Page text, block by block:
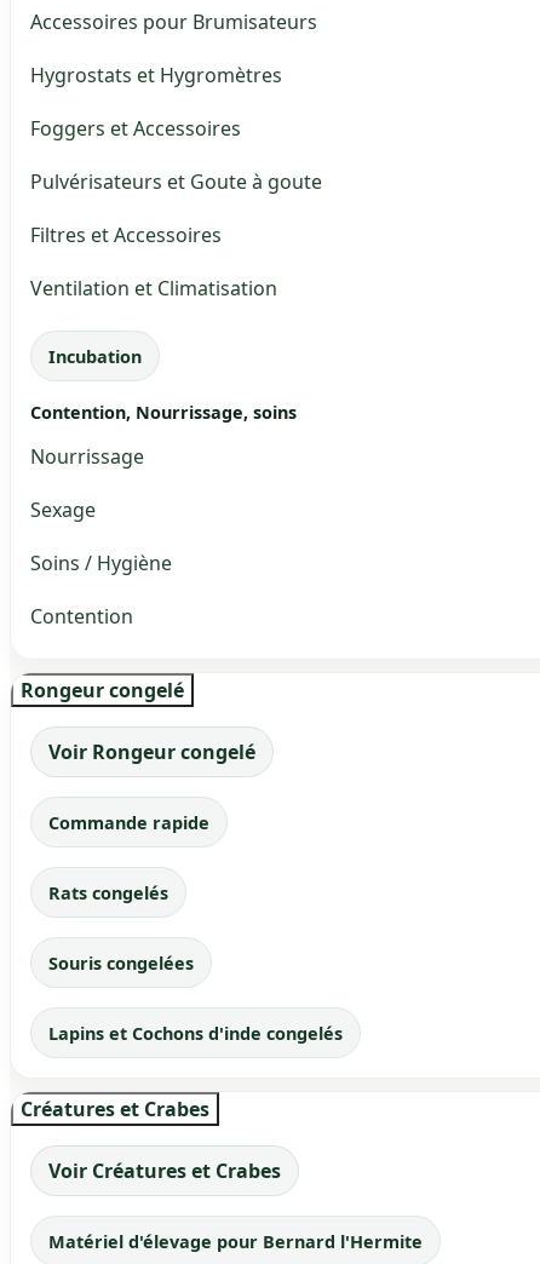
Accessoires pour Brumisateurs
Hygrostats et Hygromètres
Foggers et Accessoires
Pulvérisateurs et Goute à goute
Filtres et Accessoires
Ventilation et Climatisation
Incubation
Contention, Nourrissage, soins
Nourrissage
Sexage
Soins / Hygiène
Contention
Rongeur congelé
Voir Rongeur congelé
Commande rapide
Rats congelés
Souris congelées
Lapins et Cochons d'inde congelés
Créatures et Crabes
Voir Créatures et Crabes
Matériel d'élevage pour Bernard l'Hermite